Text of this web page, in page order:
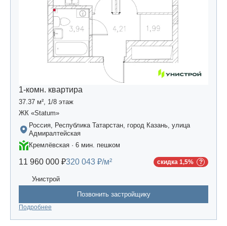
1-комн. квартира
37.37 м², 1/8 этаж
ЖК «Statum»
Россия, Республика Татарстан, город Казань, улица
Адмиралтейская
Кремлёвская · 6 мин. пешком
11 960 000 ₽320 043 ₽/м² скидка 1,5%
Унистрой
Позвонить застройщику
Подробнее